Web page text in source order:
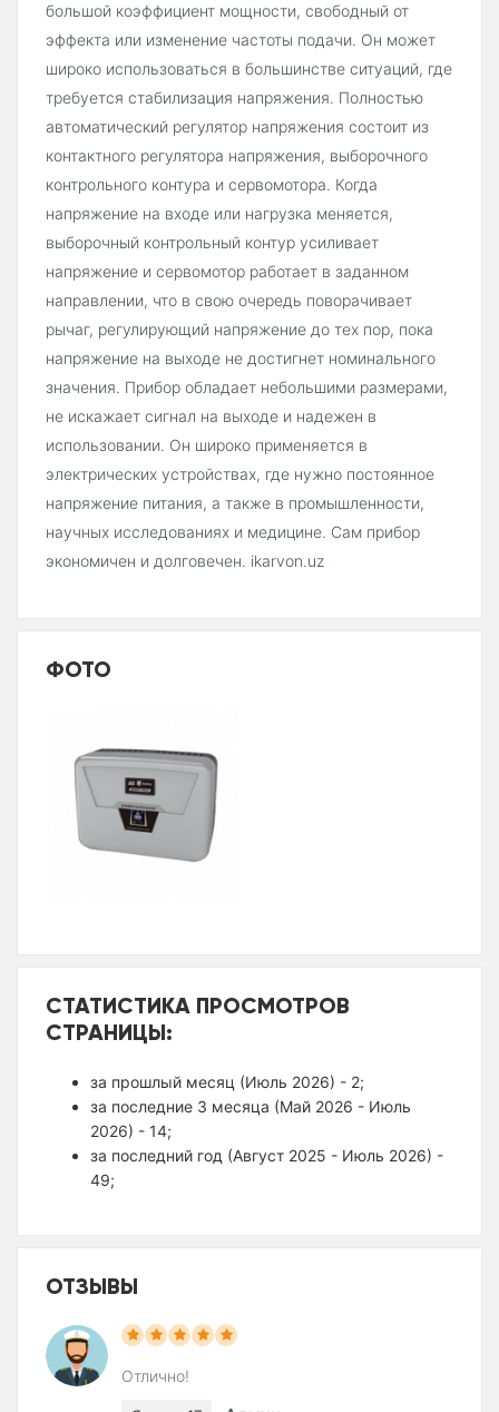
большой коэффициент мощности, свободный от
эффекта или изменение частоты подачи. Он может
широко использоваться в большинстве ситуаций, где
требуется стабилизация напряжения. Полностью
автоматический регулятор напряжения состоит из
контактного регулятора напряжения, выборочного
контрольного контура и сервомотора. Когда
напряжение на входе или нагрузка меняется,
выборочный контрольный контур усиливает
напряжение и сервомотор работает в заданном
направлении, что в свою очередь поворачивает
рычаг, регулирующий напряжение до тех пор, пока
напряжение на выходе не достигнет номинального
значения. Прибор обладает небольшими размерами,
не искажает сигнал на выходе и надежен в
использовании. Он широко применяется в
электрических устройствах, где нужно постоянное
напряжение питания, а также в промышленности,
научных исследованиях и медицине. Сам прибор
экономичен и долговечен. ikarvon.uz
ФОТО
СТАТИСТИКА ПРОСМОТРОВ
СТРАНИЦЫ:
за прошлый месяц (Июль 2026) - 2;
за последние 3 месяца (Май 2026 - Июль
2026) - 14;
за последний год (Август 2025 - Июль 2026) -
49;
ОТЗЫВЫ
Отлично!